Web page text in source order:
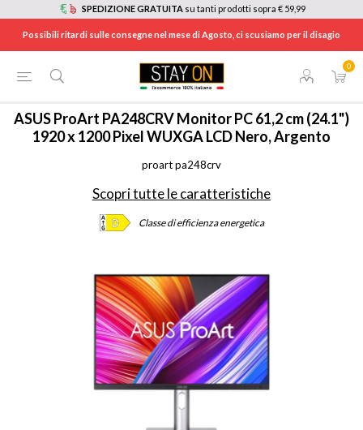
SPEDIZIONE GRATUITA su tanti prodotti sopra € 59,99
Possibili ritardi sulle consegne nel mese di Agosto, ci scusiamo per il disagio
0
INFORMATICA DESKTOP E MONITOR PA248CRV
ASUSProArt PA248CRV Monitor PC 61,2 cm (24.1")
1920 x 1200 Pixel WUXGA LCD Nero, Argento
proart pa248crv
Scopri tutte le caratteristiche
Classe di efficienza energetica